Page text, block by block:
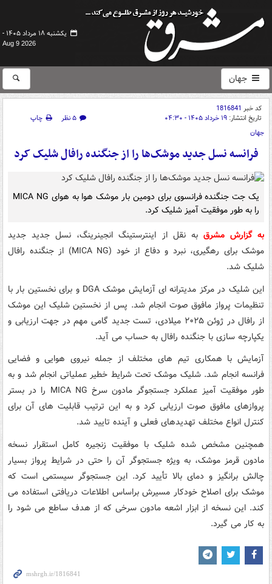
یکشنبه ۱۸ مرداد ۱۴۰۵ -
Aug 9 2026
جهان
کد خبر 1816841
تاریخ انتشار: ۱۹ خرداد ۱۴۰۵ - ۰۴:۳۰ ۵ نظر
چاپ
جهان
فرانسه نسل جدید موشک‌ها را از جنگنده رافال شلیک کرد
یک جت جنگنده فرانسوی برای دومین بار موشک هوا به هوای MICA NG
را به طور موفقیت آمیز شلیک کرد.
به گزارش مشرق به نقل از اینترستینگ انجینرینگ، نسل جدید جدید
موشک برای رهگیری، نبرد و دفاع از خود (MICA NG) از جنگنده رافال
شلیک شد.
این شلیک در مرکز مدیترانه ای آزمایش موشک DGA و برای نخستین بار با
تنظیمات پرواز مافوق صوت انجام شد. پس از نخستین شلیک این موشک
از رافال در ژوئن ۲۰۲۵ میلادی، تست جدید گامی مهم در جهت ارزیابی و
یکپارچه سازی با جنگنده رافال به حساب می آید.
آزمایش با همکاری تیم های مختلف از جمله نیروی هوایی و فضایی
فرانسه انجام شد. شلیک موشک تحت شرایط خطیر عملیاتی انجام شد و به
طور موفقیت آمیز عملکرد جستجوگر مادون سرخ MICA NG را در بستر
پروازهای مافوق صوت ارزیابی کرد و به این ترتیب قابلیت های آن برای
کنترل انواع مختلف تهدیدهای فعلی و آینده تایید شد.
همچنین مشخص شده شلیک با موفقیت زنجیره کامل استقرار نسخه
مادون قرمز موشک، به ویژه جستجوگر آن را حتی در شرایط پرواز بسیار
چالش برانگیز و دمای بالا تأیید کرد. این جستجوگر سیستمی است که
موشک برای اصلاح خودکار مسیرش براساس اطلاعات دریافتی استفاده می
کند. این نسخه از ابزار اشعه مادون سرخی که از هدف ساطع می شود را
به کار می گیرد.